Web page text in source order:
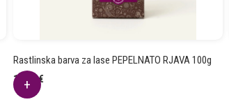
Rastlinska barva za lase PEPELNATO RJAVA 100g
12.94€